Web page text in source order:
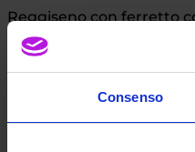
Consenso
Reggiseno con ferretto
Offbeat Freya, in pizzo
importanti. Sostiene con
trasparenze